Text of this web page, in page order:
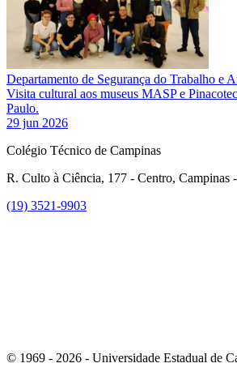
Departamento de Segurança do Trabalho e
Visita cultural aos museus MASP e
Paulo.
29 jun 2026
Colégio Técnico de Campinas
R. Culto à Ciência, 177 - Centro, Campinas
(19) 3521-9903
© 1969 - 2026 - Universidade Estadual de